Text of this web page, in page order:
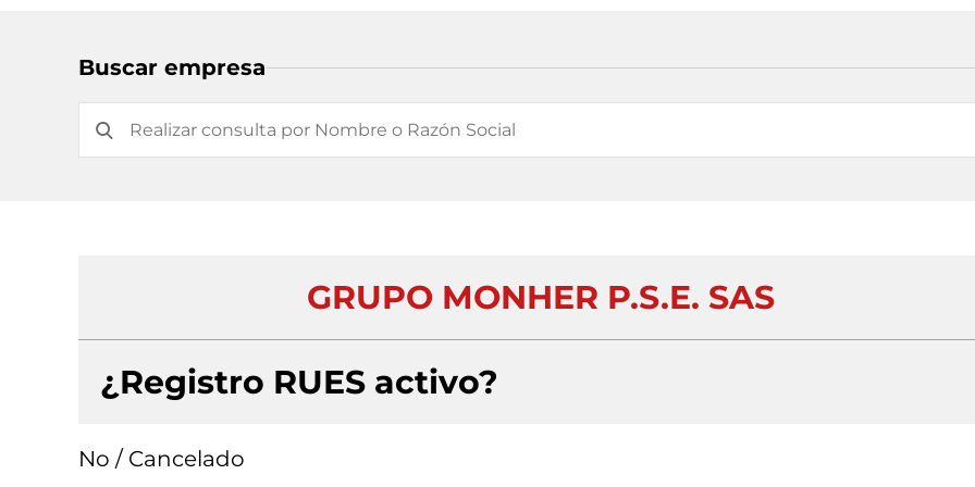
Buscar empresa
GRUPO MONHER P.S.E. SAS
¿Registro RUES activo?
No / Cancelado